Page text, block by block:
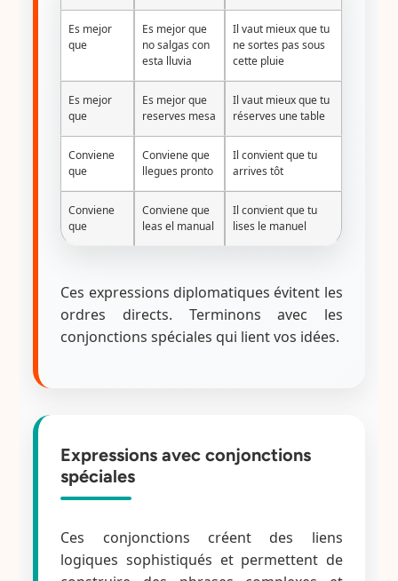
Es mejor
que
Es mejor que
no salgas con
esta lluvia
Il vaut mieux que tu
ne sortes pas sous
cette pluie
Es mejor
que
Es mejor que
reserves mesa
Il vaut mieux que tu
réserves une table
Conviene
que
Conviene que
llegues pronto
Il convient que tu
arrives tôt
Conviene
que
Conviene que
leas el manual
Il convient que tu
lises le manuel
Ces expressions diplomatiques évitent les
ordres directs. Terminons avec les
conjonctions spéciales qui lient vos idées.
Expressions avec conjonctions
spéciales
Ces conjonctions créent des liens
logiques sophistiqués et permettent de